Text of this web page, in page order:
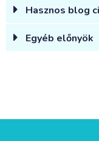
Hasznos blog
Egyéb előnyök